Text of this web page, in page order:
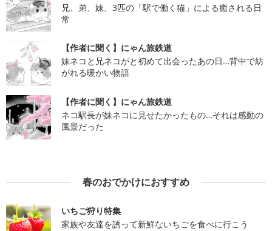
兄、弟、妹、3匹の「駅で働く猫」による癒される日
常
【作者に聞く】にゃん旅鉄道
妹ネコと兄ネコがと初めて出会ったあの日…背中で紡
がれる暖かい物語
【作者に聞く】にゃん旅鉄道
ネコ駅長が妹ネコに見せたかったもの…それは感動の
風景だった
春のおでかけにおすすめ
いちご狩り特集
家族や友達を誘って新鮮ないちごを食べに行こう